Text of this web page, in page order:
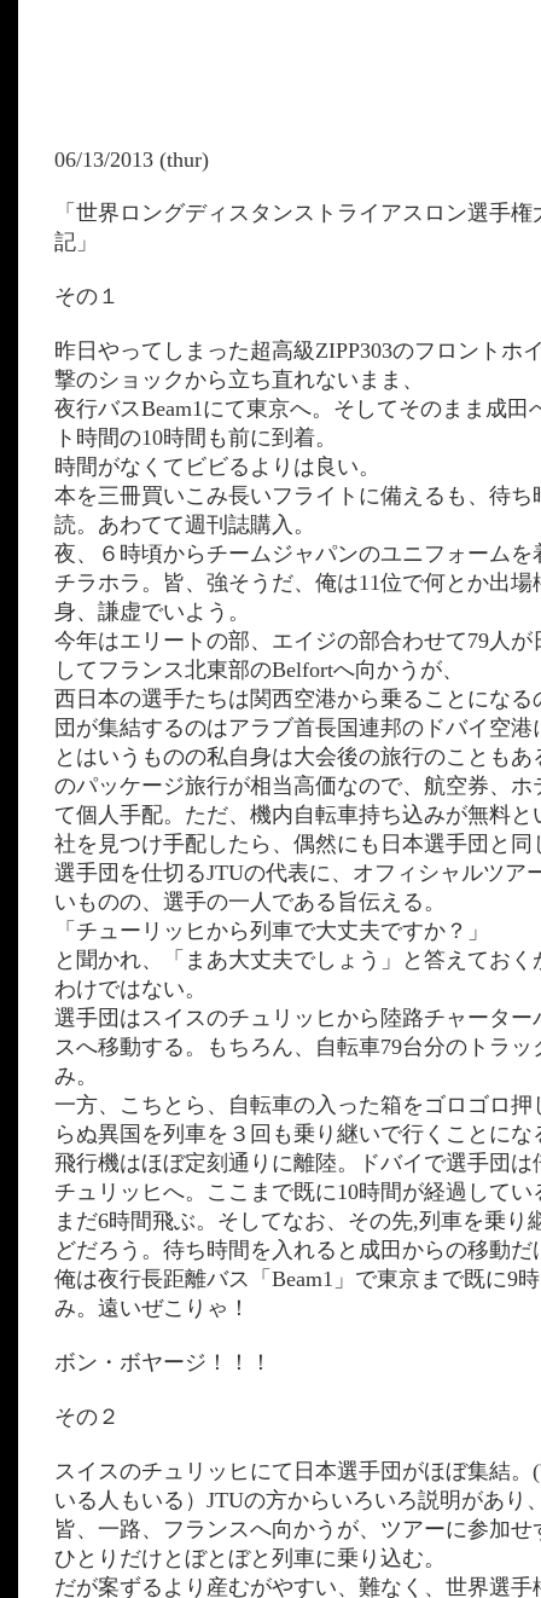
06/13/2013 (thur)
「世界ロングディスタンストライアスロン選手
記」
その１
昨日やってしまった超高級ZIPP303のフロントホ
撃のショックから立ち直れないまま、
夜行バスBeam1にて東京へ。そしてそのまま成田
ト時間の10時間も前に到着。
時間がなくてビビるよりは良い。
本を三冊買いこみ長いフライトに備えるも、待ち
読。あわてて週刊誌購入。
夜、６時頃からチームジャパンのユニフォームを
チラホラ。皆、強そうだ、俺は11位で何とか出場
身、謙虚でいよう。
今年はエリートの部、エイジの部合わせて79人が
してフランス北東部のBelfortへ向かうが、
西日本の選手たちは関西空港から乗ることになる
団が集結するのはアラブ首長国連邦のドバイ空港
とはいうものの私自身は大会後の旅行のこともあ
のパッケージ旅行が相当高価なので、航空券、ホ
て個人手配。ただ、機内自転車持ち込みが無料と
社を見つけ手配したら、偶然にも日本選手団と同
選手団を仕切るJTUの代表に、オフィシャルツア
いものの、選手の一人である旨伝える。
「チューリッヒから列車で大丈夫ですか？」
と聞かれ、「まあ大丈夫でしょう」と答えておく
わけではない。
選手団はスイスのチュリッヒから陸路チャーター
スへ移動する。もちろん、自転車79台分のトラッ
み。
一方、こちとら、自転車の入った箱をゴロゴロ押
らぬ異国を列車を３回も乗り継いで行くことにな
飛行機はほぼ定刻通りに離陸。ドバイで選手団は
チュリッヒへ。ここまで既に10時間が経過してい
まだ6時間飛ぶ。そしてなお、その先,列車を乗り
どだろう。待ち時間を入れると成田からの移動だ
俺は夜行長距離バス「Beam1」で東京まで既に9
み。遠いぜこりゃ！
ボン・ボヤージ！！！
その２
スイスのチュリッヒにて日本選手団がほぼ集結。
いる人もいる）JTUの方からいろいろ説明があり
皆、一路、フランスへ向かうが、ツアーに参加せ
ひとりだけとぼとぼと列車に乗り込む。
だが案ずるより産むがやすい、難なく、世界選手